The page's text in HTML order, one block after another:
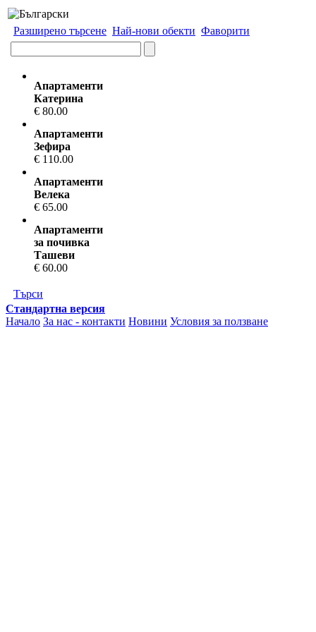
Разширено търсене Най-нови обекти Фаворити
Апартаменти
Катерина
€ 80.00
Апартаменти
Зефира
€ 110.00
Апартаменти
Велека
€ 65.00
Апартаменти
за почивка
Ташеви
€ 60.00
Търси
Стандартна версия
Начало За нас - контакти Новини Условия за ползване